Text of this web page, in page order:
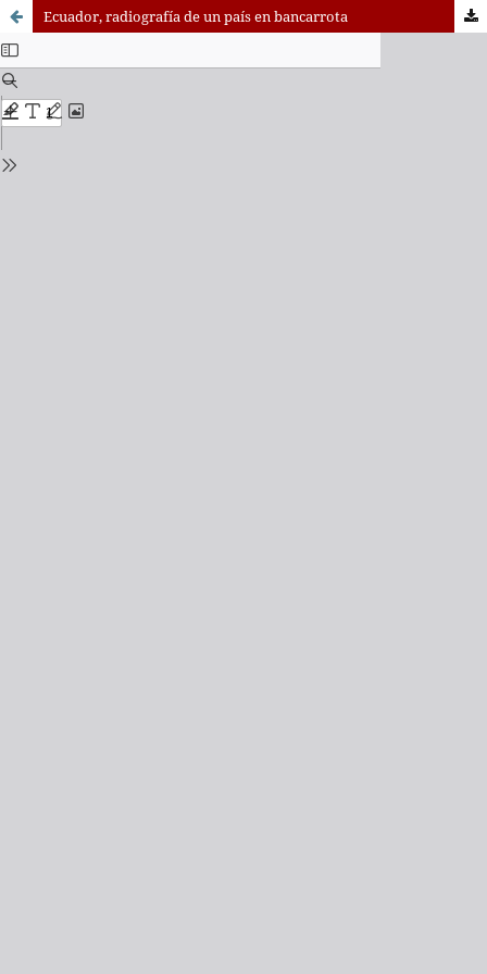
Ecuador, radiografía de un país en bancarrota